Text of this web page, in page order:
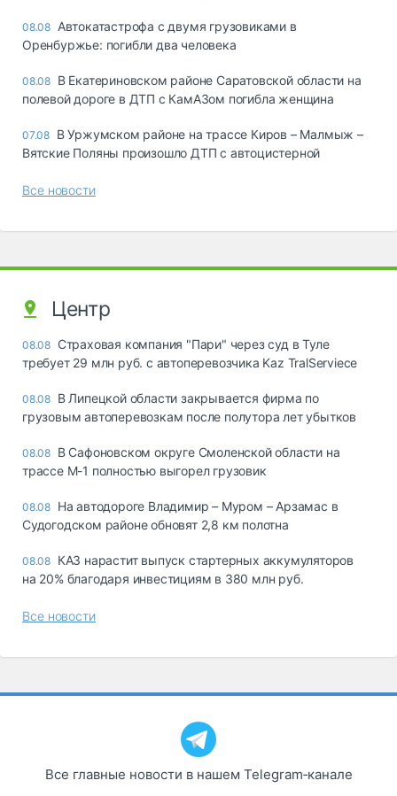
08.08 Автокатастрофа с двумя грузовиками в
Оренбуржье: погибли два человека
08.08 В Екатериновском районе Саратовской области на
полевой дороге в ДТП с КамАЗом погибла женщина
07.08 В Уржумском районе на трассе Киров – Малмыж –
Вятские Поляны произошло ДТП с автоцистерной
Все новости
Центр
08.08 Страховая компания "Пари" через суд в Туле
требует 29 млн руб. с автоперевозчика Kaz TralServiece
08.08 В Липецкой области закрывается фирма по
грузовым автоперевозкам после полутора лет убытков
08.08 В Сафоновском округе Смоленской области на
трассе М-1 полностью выгорел грузовик
08.08 На автодороге Владимир – Муром – Арзамас в
Судогодском районе обновят 2,8 км полотна
08.08 КАЗ нарастит выпуск стартерных аккумуляторов
на 20% благодаря инвестициям в 380 млн руб.
Все новости
Все главные новости в нашем Telegram‑канале